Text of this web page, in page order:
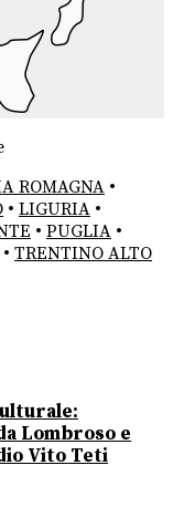
ROMAGNA •
• LIGURIA •
• PUGLIA •
• TRENTINO ALTO
Lombroso e
Vito Teti